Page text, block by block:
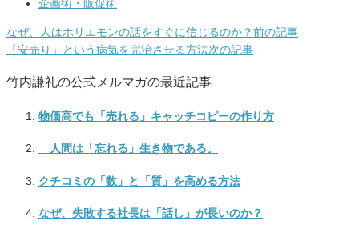
企画術・販促術
なぜ、人はホリエモンの話をすぐに信じるのか？前の記事
「安売り」という病気を完治させる方法次の記事
竹内謙礼の公式メルマガの最近記事
物価高でも「売れる」キャッチコピーの作り方
人間は「忘れる」生き物である。
クチコミの「数」と「質」を高める方法
なぜ、失敗する社長は「話し」が長いのか？